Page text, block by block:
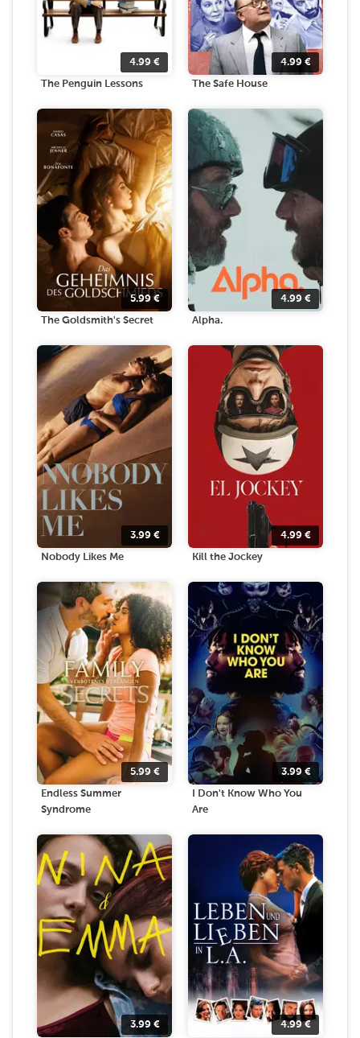
4.99 €
The Penguin Lessons
4.99 €
The Safe House
5.99€
The Goldsmith's Secret
4.99 €
Alpha.
3.99 €
Nobody Likes Me
4.99 €
Kill the Jockey
5.99 €
Endless Summer
Syndrome
3.99 €
I Don't Know Who You
Are
3.99 € 4.99€